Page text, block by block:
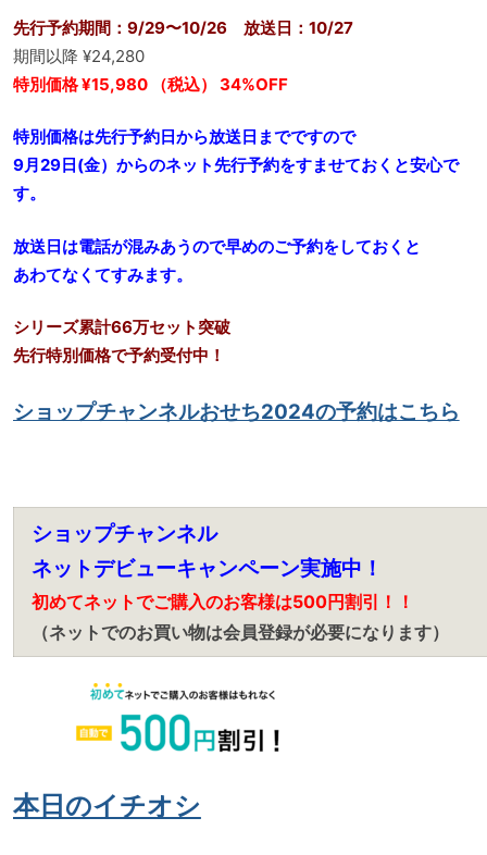
先行予約期間：9/29〜10/26 放送日：10/27
期間以降 ¥24,280
特別価格 ¥15,980 （税込） 34%OFF
特別価格は先行予約日から放送日までですので
9月29日(金）からのネット先行予約をすませておくと安心で
す。
放送日は電話が混みあうので早めのご予約をしておくと
あわてなくてすみます。
シリーズ累計66万セット突破
先行特別価格で予約受付中！
ショップチャンネルおせち2024の予約はこちら
ショップチャンネル
ネットデビューキャンペーン実施中！
初めてネットでご購入のお客様は500円割引！！
（ネットでのお買い物は会員登録が必要になります）
本日のイチオシ